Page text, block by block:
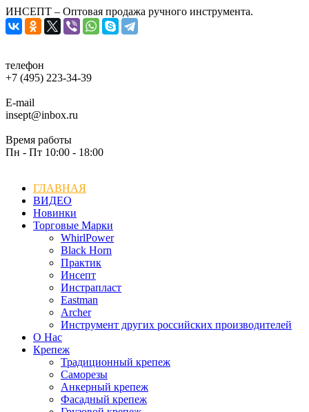
ИНСЕПТ – Оптовая продажа ручного инструмента.
телефон
+7 (495) 223-34-39
E-mail
insept@inbox.ru
Время работы
Пн - Пт 10:00 - 18:00
ГЛАВНАЯ
ВИДЕО
Новинки
Торговые Марки
WhirlPower
Black Horn
Практик
Инсепт
Инстрапласт
Eastman
Archer
Инструмент других российских производителей
О Нас
Крепеж
Традиционный крепеж
Саморезы
Анкерный крепеж
Фасадный крепеж